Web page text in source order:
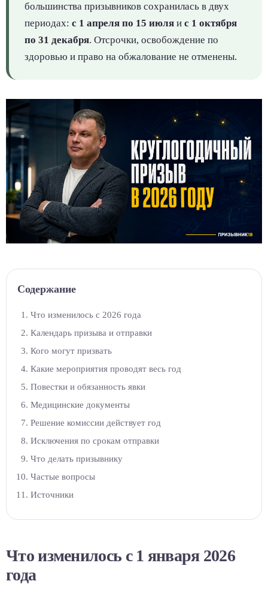
большинства призывников сохранилась в двух
периодах: с 1 апреля по 15 июля и с 1 октября
по 31 декабря. Отсрочки, освобождение по
здоровью и право на обжалование не отменены.
Содержание
Что изменилось с 2026 года
Календарь призыва и отправки
Кого могут призвать
Какие мероприятия проводят весь год
Повестки и обязанность явки
Медицинские документы
Решение комиссии действует год
Исключения по срокам отправки
Что делать призывнику
Частые вопросы
Источники
Что изменилось с 1 января 2026
года